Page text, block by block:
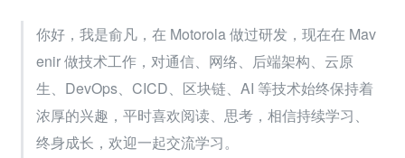
你好，我是俞凡，在 Motorola 做过研发，现在在 Mav
enir 做技术工作，对通信、网络、后端架构、云原
生、DevOps、CICD、区块链、AI 等技术始终保持着
浓厚的兴趣，平时喜欢阅读、思考，相信持续学习、
终身成长，欢迎一起交流学习。